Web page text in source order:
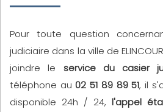
Pour toute question
judiciaire dans la ville de
joindre le service du casier
téléphone au 02 51 89 89 51, il
disponible 24h / 24, l'appel